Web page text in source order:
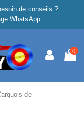
de conseils ?
WhatsApp
0
de